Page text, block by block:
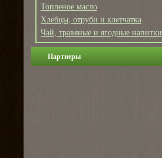
Топленое масло
Хлебцы, отруби и клетчатка
Чай, травяные и ягодные напитки
Партнеры